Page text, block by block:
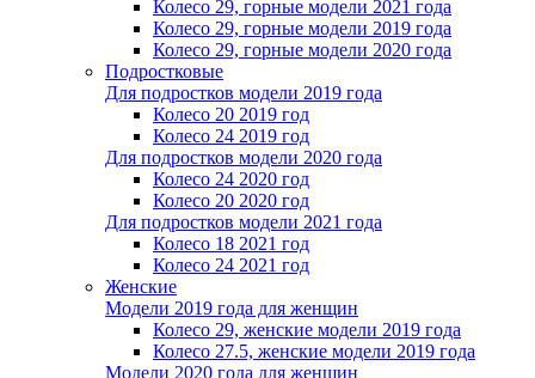
Колесо 29, горные модели 2021 года
Колесо 29, горные модели 2019 года
Колесо 29, горные модели 2020 года
Подростковые
Для подростков модели 2019 года
Колесо 20 2019 год
Колесо 24 2019 год
Для подростков модели 2020 года
Колесо 24 2020 год
Колесо 20 2020 год
Для подростков модели 2021 года
Колесо 18 2021 год
Колесо 24 2021 год
Женскиe
Модели 2019 года для женщин
Колесо 29, женские модели 2019 года
Колесо 27.5, женские модели 2019 года
Модели 2020 года для женщин